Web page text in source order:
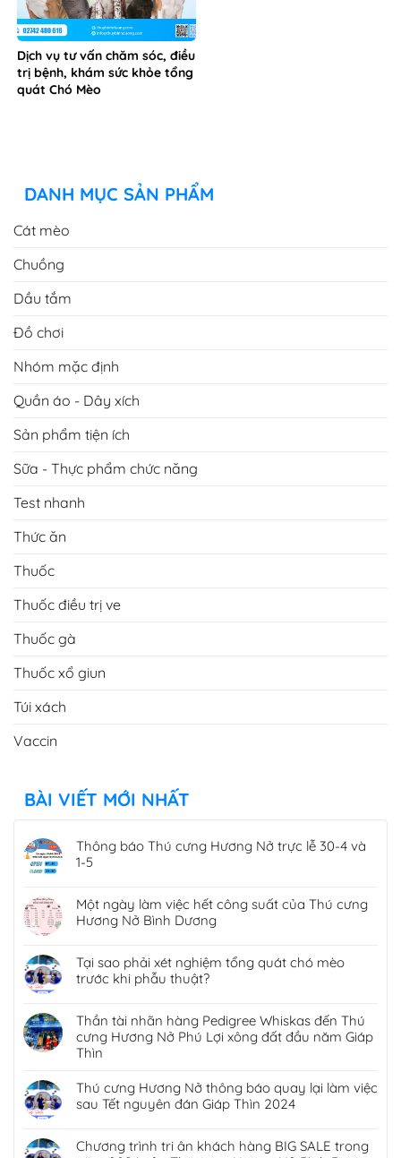
Dịch vụ tư vấn chăm sóc, điều
trị bệnh, khám sức khỏe tổng
quát Chó Mèo
DANH MỤC SẢN PHẨM
Cát mèo
Chuồng
Dầu tắm
Đồ chơi
Nhóm mặc định
Quần áo - Dây xích
Sản phẩm tiện ích
Sữa - Thực phẩm chức năng
Test nhanh
Thức ăn
Thuốc
Thuốc điều trị ve
Thuốc gà
Thuốc xổ giun
Túi xách
Vaccin
BÀI VIẾT MỚI NHẤT
Thông báo Thú cưng Hương Nở trực lễ 30-4 và
1-5
Một ngày làm việc hết công suất của Thú cưng
Hương Nở Bình Dương
Tại sao phải xét nghiệm tổng quát chó mèo
trước khi phẫu thuật?
Thần tài nhãn hàng Pedigree Whiskas đến Thú
cưng Hương Nở Phú Lợi xông đất đầu năm Giáp
Thìn
Thú cưng Hương Nở thông báo quay lại làm việc
sau Tết nguyên đán Giáp Thìn 2024
Chương trình tri ân khách hàng BIG SALE trong